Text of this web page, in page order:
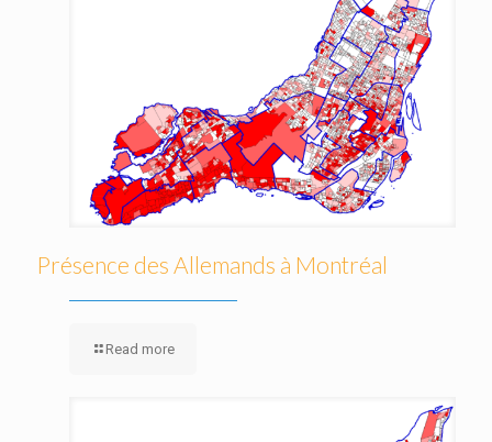
Présence des Allemands à Montréal
Read more